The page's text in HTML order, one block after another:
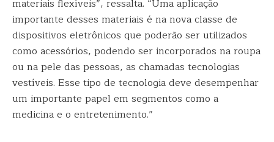
materiais flexíveis”, ressalta. “Uma aplicação
importante desses materiais é na nova classe de
dispositivos eletrônicos que poderão ser utilizados
como acessórios, podendo ser incorporados na roupa
ou na pele das pessoas, as chamadas tecnologias
vestíveis. Esse tipo de tecnologia deve desempenhar
um importante papel em segmentos como a
medicina e o entretenimento.”